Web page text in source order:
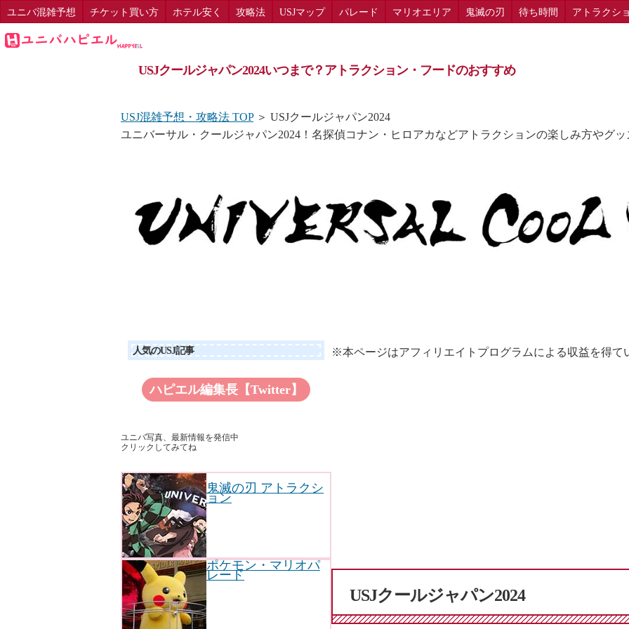
USJクールジャパン2024いつまで？アトラクション・フードのおすすめ
ユニバ混雑予想 チケット買い方 ホテル安く 攻略法 USJマップ パレード マリオエリア 鬼滅の刃 待ち時間 アトラクシ
USJ混雑予想・攻略法 TOP＞ USJクールジャパン2024
ユニバーサル・クールジャパン2024！名探偵コナン・ヒロアカなどアトラクションの楽しみ方やグ
※本ページはアフィリエイトプログラムによる収益を得て
USJクールジャパン2024
人気のUSJ記事
ハピエル編集長【Twitter】
ユニバ写真、最新情報を発信中
クリックしてみてね
鬼滅の刃 アトラクシ
ョン
ポケモン・マリオパ
レード